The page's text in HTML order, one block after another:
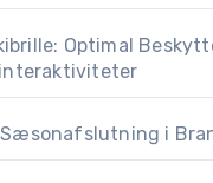
Optimal
Sæsonafslutning i